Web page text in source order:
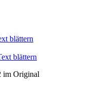
blättern
blättern
im Original